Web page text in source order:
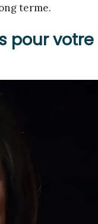
terme.
pour